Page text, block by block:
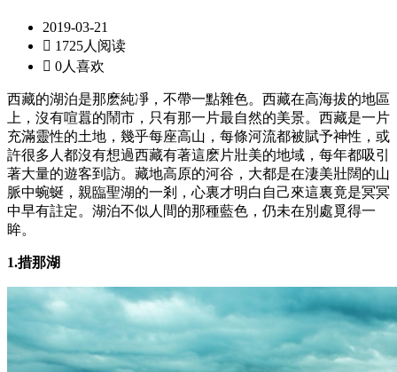
2019-03-21
 1725人阅读
 0人喜欢
西藏的湖泊是那麽純凈，不帶一點雜色。西藏在高海拔的地區
上，沒有喧囂的鬧市，只有那一片最自然的美景。西藏是一片
充滿靈性的土地，幾乎每座高山，每條河流都被賦予神性，或
許很多人都沒有想過西藏有著這麽片壯美的地域，每年都吸引
著大量的遊客到訪。藏地高原的河谷，大都是在淒美壯闊的山
脈中蜿蜒，親臨聖湖的一剎，心裏才明白自己來這裏竟是冥冥
中早有註定。湖泊不似人間的那種藍色，仍未在別處覓得一
眸。
1.措那湖